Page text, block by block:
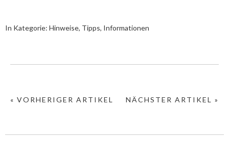
In Kategorie: Hinweise, Tipps, Informationen
NÄCHSTER ARTIKEL »
« VORHERIGER ARTIKEL